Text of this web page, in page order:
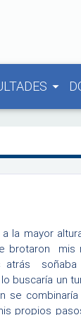
arrow_drop_down
la mayor
brotaron mis
atrás soñaba
buscaría un
se combinaría
propios